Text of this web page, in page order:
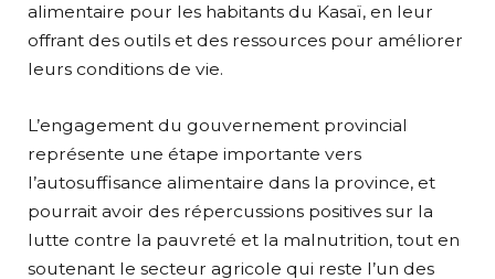
alimentaire pour les habitants du Kasaï, en leur
offrant des outils et des ressources pour améliorer
leurs conditions de vie.
L’engagement du gouvernement provincial
représente une étape importante vers
l’autosuffisance alimentaire dans la province, et
pourrait avoir des répercussions positives sur la
lutte contre la pauvreté et la malnutrition, tout en
soutenant le secteur agricole qui reste l’un des